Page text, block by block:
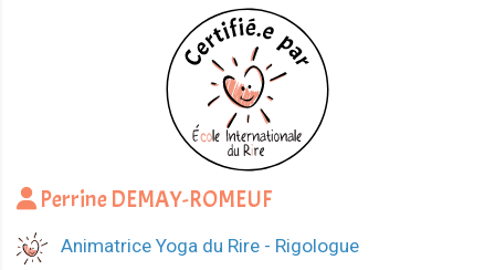
Perrine DEMAY-ROMEUF
Animatrice Yoga du Rire - Rigologue